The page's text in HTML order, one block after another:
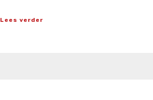
Lees verder